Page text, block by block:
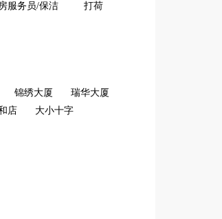
服务员/保洁 打荷
锦绣大厦
瑞华大厦
店
大小十字